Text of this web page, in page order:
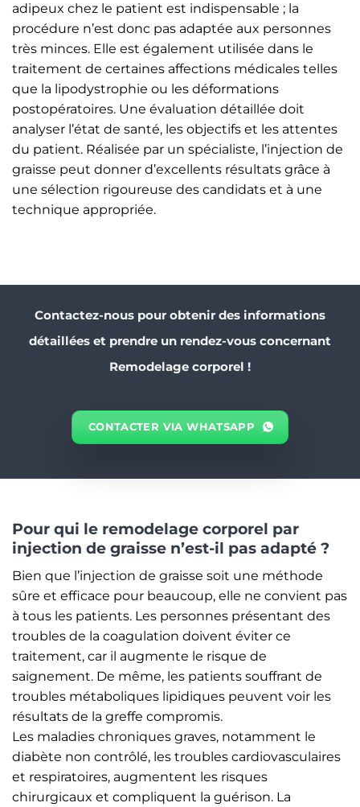
adipeux chez le patient est indispensable ; la
procédure n’est donc pas adaptée aux personnes
très minces. Elle est également utilisée dans le
traitement de certaines affections médicales telles
que la lipodystrophie ou les déformations
postopératoires. Une évaluation détaillée doit
analyser l’état de santé, les objectifs et les attentes
du patient. Réalisée par un spécialiste, l’injection de
graisse peut donner d’excellents résultats grâce à
une sélection rigoureuse des candidats et à une
technique appropriée.
Contactez-nous pour obtenir des informations
détaillées et prendre un rendez-vous concernant
Remodelage corporel !
CONTACTER VIA WHATSAPP
Pour qui le remodelage corporel par
injection de graisse n’est-il pas adapté ?
Bien que l’injection de graisse soit une méthode
sûre et efficace pour beaucoup, elle ne convient pas
à tous les patients. Les personnes présentant des
troubles de la coagulation doivent éviter ce
traitement, car il augmente le risque de
saignement. De même, les patients souffrant de
troubles métaboliques lipidiques peuvent voir les
résultats de la greffe compromis.
Les maladies chroniques graves, notamment le
diabète non contrôlé, les troubles cardiovasculaires
et respiratoires, augmentent les risques
chirurgicaux et compliquent la guérison. La